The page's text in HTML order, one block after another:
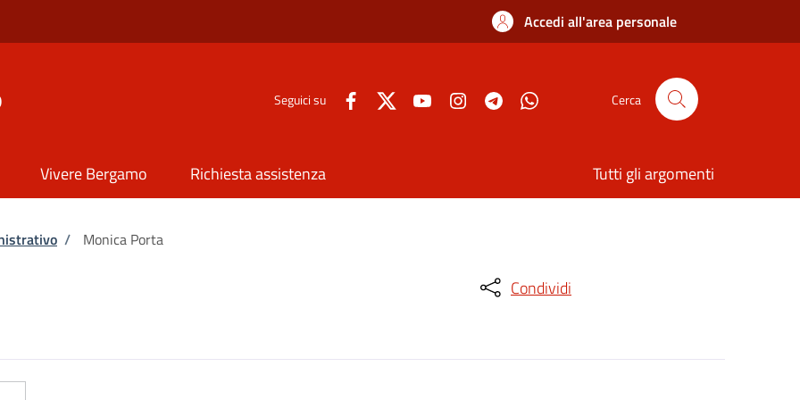
Accedi all'area personale
Seguici su Cerca
Vivere Bergamo Richiesta assistenza Tutti gli argomenti
/ Monica Porta
Condividi